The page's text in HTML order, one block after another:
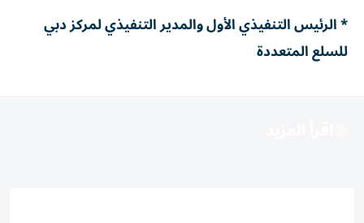
* الرئيس التنفيذي الأول والمدير التنفيذي لمركز دبي
للسلع المتعددة